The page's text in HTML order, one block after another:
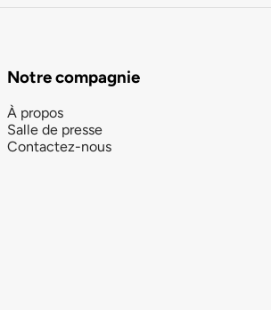
Notre compagnie
À propos
Salle de presse
Contactez-nous